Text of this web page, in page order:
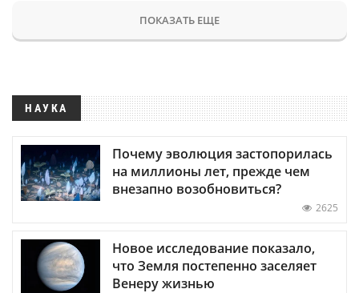
ПОКАЗАТЬ ЕЩЕ
НАУКА
Почему эволюция застопорилась
на миллионы лет, прежде чем
внезапно возобновиться?
2625
Новое исследование показало,
что Земля постепенно заселяет
Венеру жизнью